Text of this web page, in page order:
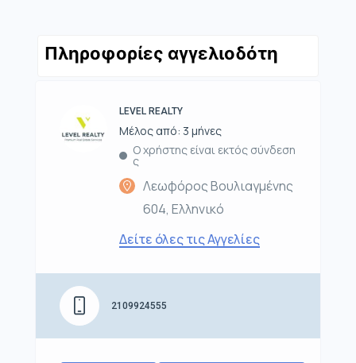
Πληροφορίες αγγελιοδότη
LEVEL REALTY
Μέλος από: 3 μήνες
Ο χρήστης είναι εκτός σύνδεση
ς
Λεωφόρος Βουλιαγμένης
604, Ελληνικό
Δείτε όλες τις Αγγελίες
2109924555